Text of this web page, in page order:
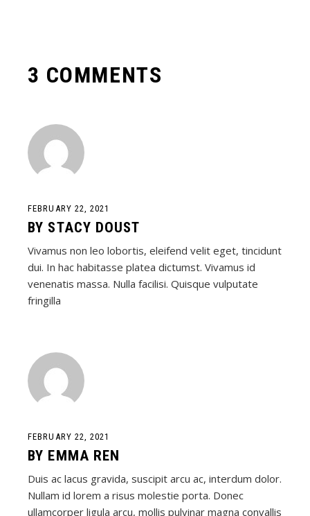
3 COMMENTS
FEBRUARY 22, 2021
BY STACY DOUST
Vivamus non leo lobortis, eleifend velit eget, tincidunt
dui. In hac habitasse platea dictumst. Vivamus id
venenatis massa. Nulla facilisi. Quisque vulputate
fringilla
FEBRUARY 22, 2021
BY EMMA REN
Duis ac lacus gravida, suscipit arcu ac, interdum dolor.
Nullam id lorem a risus molestie porta. Donec
ullamcorper ligula arcu, mollis pulvinar magna convallis